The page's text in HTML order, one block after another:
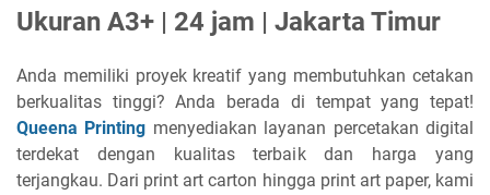
Ukuran A3+ | 24 jam | Jakarta Timur
Anda memiliki proyek kreatif yang membutuhkan cetakan
berkualitas tinggi? Anda berada di tempat yang tepat!
Queena Printing menyediakan layanan percetakan digital
terdekat dengan kualitas terbaik dan harga yang
terjangkau. Dari print art carton hingga print art paper, kami